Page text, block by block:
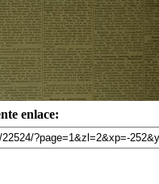
enlace: